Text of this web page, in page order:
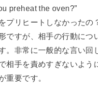
preheat the oven?”
プリヒートしなかったの
ですが、相手の行動につ
。非常に一般的な言い回
相手を責めすぎないよう
重要です。